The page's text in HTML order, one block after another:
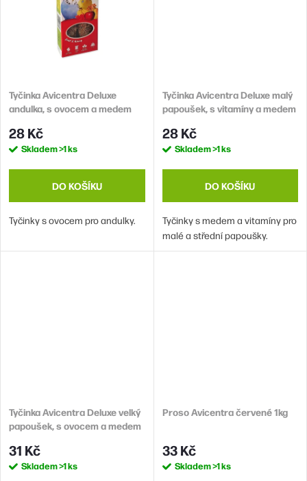
Tyčinka Avicentra Deluxe
andulka, s ovocem a medem
28 Kč
Skladem>1 ks
DO KOŠÍKU
Tyčinky s ovocem pro andulky.
Tyčinka Avicentra Deluxe malý
papoušek, s vitamíny a medem
28 Kč
Skladem>1 ks
DO KOŠÍKU
Tyčinky s medem a vitamíny pro
malé a střední papoušky.
Tyčinka Avicentra Deluxe velký
papoušek, s ovocem a medem
31 Kč
Skladem>1 ks
Proso Avicentra červené 1kg
33 Kč
Skladem>1 ks